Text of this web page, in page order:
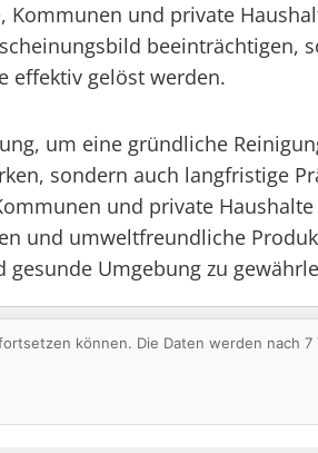
und private
beeinträchtigen,
effektiv gelöst werden.
um eine gründliche
sondern auch langfristige
und private
und umweltfreundliche
Umgebung zu
können. Die Daten werden nach 7